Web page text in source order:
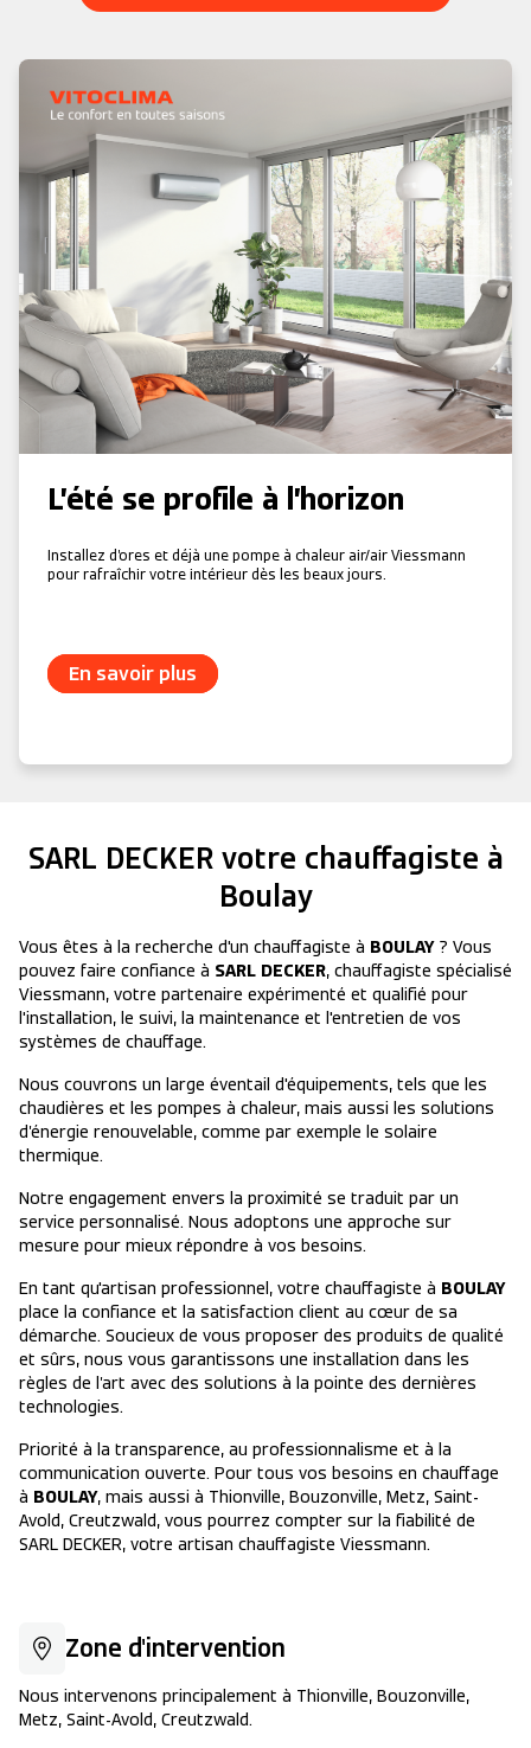
L’été se profile à l’horizon
Installez d’ores et déjà une pompe à chaleur air/air Viessmann
pour rafraîchir votre intérieur dès les beaux jours.
En savoir plus
SARL DECKERvotre chauffagiste à
Boulay
Vous êtes à la recherche d'un chauffagiste à BOULAY? Vous
pouvez faire confiance à SARL DECKER, chauffagiste spécialisé
Viessmann, votre partenaire expérimenté et qualifié pour
l'installation, le suivi, la maintenance et l'entretien de vos
systèmes de chauffage.
Nous couvrons un large éventail d'équipements, tels que les
chaudières et les pompes à chaleur, mais aussi les solutions
d’énergie renouvelable, comme par exemple le solaire
thermique.
Notre engagement envers la proximité se traduit par un
service personnalisé. Nous adoptons une approche sur
mesure pour mieux répondre à vos besoins.
En tant qu'artisan professionnel, votre chauffagiste à BOULAY
place la confiance et la satisfaction client au cœur de sa
démarche. Soucieux de vous proposer des produits de qualité
et sûrs, nous vous garantissons une installation dans les
règles de l’art avec des solutions à la pointe des dernières
technologies.
Priorité à la transparence, au professionnalisme et à la
communication ouverte. Pour tous vos besoins en chauffage
à BOULAY, mais aussi à Thionville, Bouzonville, Metz, Saint-
Avold, Creutzwald, vous pourrez compter sur la fiabilité de
SARL DECKER, votre artisan chauffagiste Viessmann.
− Zone d'intervention
Nous intervenons principalement à Thionville, Bouzonville,
Metz, Saint-Avold, Creutzwald.